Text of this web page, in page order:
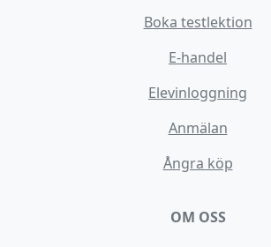
Boka testlektion
E-handel
Elevinloggning
Anmälan
Ångra köp
OM OSS